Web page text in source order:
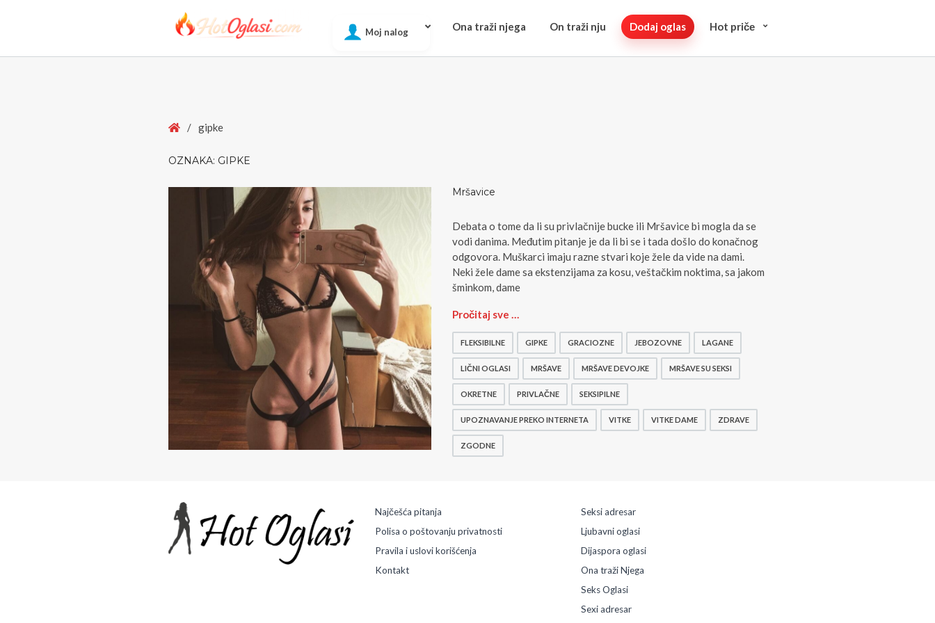
Moj nalog Ona traži njega On traži nju Dodaj oglas Hot pričе
Home
/ gipke
OZNAKA: GIPKE
Mršavice
Debata o tome da li su privlačnije bucke ili Mršavice bi mogla da se
vodi danima. Međutim pitanje je da li bi se i tada došlo do konačnog
odgovora. Muškarci imaju razne stvari koje žele da vide na dami.
Neki žele dame sa ekstenzijama za kosu, veštačkim noktima, sa jakom
šminkom, dame
M
a
i
e
Pročitaj sve …
FLEKSIBILNE GIPKE GRACIOZNE JEBOZOVNE LAGANE
LIČNI OGLASI MRŠAVE MRŠAVE DEVOJKE MRŠAVE SU SEKSI
OKRETNE PRIVLAČNE SEKSIPILNE
UPOZNAVANJE PREKO INTERNETA VITKE VITKE DAME ZDRAVE
ZGODNE
Najčešća pitanja
Polisa o poštovanju privatnosti
Pravila i uslovi korišćenja
Kontakt
Seksi adresar
Ljubavni oglasi
Dijaspora oglasi
Ona traži Njega
Seks Oglasi
Sexi adresar